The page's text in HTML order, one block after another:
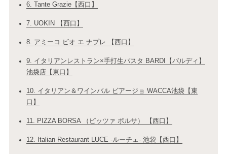
6. Tante Grazie【西口】
7. UOKIN 【西口】
8. アミーコ ビオ エ ナプレ 【西口】
9. イタリアンレストラン×手打生パスタ BARDI【バルディ】
池袋店【東口】
10. イタリアン＆ワインバル ビアージョ WACCA池袋【東
口】
11. PIZZA BORSA （ピッツァ ボルサ） 【西口】
12. Italian Restaurant LUCE ‐ルーチェ‐ 池袋【西口】